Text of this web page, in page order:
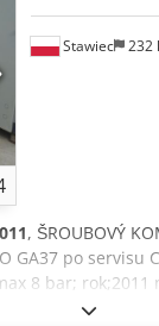
Stawiec 232
, ŠROUBOVÝ
GA37 po
8 bar;